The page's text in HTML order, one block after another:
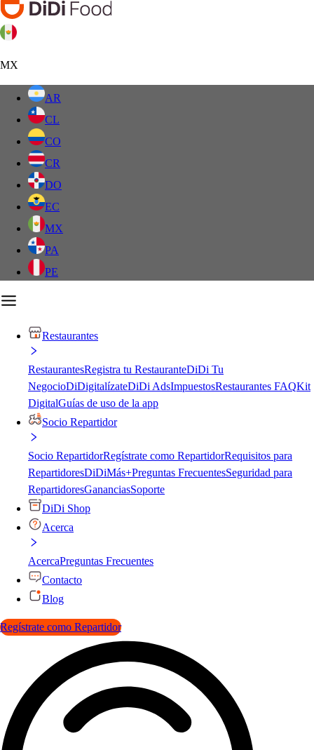
MX
AR
CL
CO
CR
DO
EC
MX
PA
PE
Restaurantes
RestaurantesRegistra tu RestauranteDiDi Tu
NegocioDiDigitalízateDiDi AdsImpuestosRestaurantes FAQKit
DigitalGuías de uso de la app
Socio Repartidor
Socio RepartidorRegístrate como RepartidorRequisitos para
RepartidoresDiDiMás+Preguntas FrecuentesSeguridad para
RepartidoresGananciasSoporte
DiDi Shop
Acerca
AcercaPreguntas Frecuentes
Contacto
Blog
Regístrate como Repartidor